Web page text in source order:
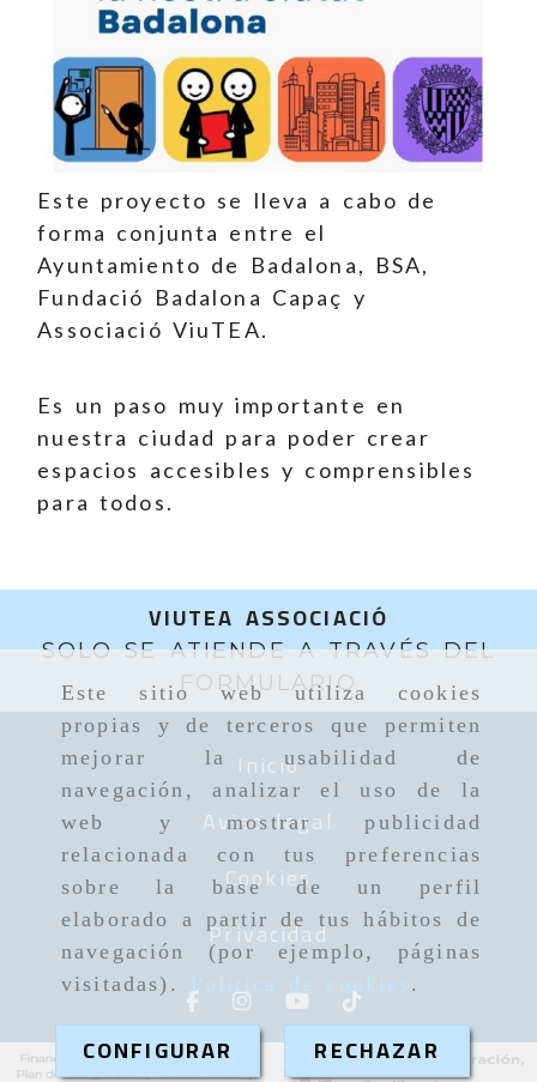
Este sitio web utiliza cookies
propias y de terceros que permiten
mejorar la usabilidad de
navegación, analizar el uso de la
web y mostrar publicidad
relacionada con tus preferencias
sobre la base de un perfil
elaborado a partir de tus hábitos de
navegación (por ejemplo, páginas
visitadas).
Política de cookies .
CONFIGURAR RECHAZAR
Este proyecto se lleva a cabo de
forma conjunta entre el
Ayuntamiento de Badalona, BSA,
Fundació Badalona Capaç y
Associació ViuTEA.
Es un paso muy importante en
nuestra ciudad para poder crear
espacios accesibles y comprensibles
para todos.
VIUTEA ASSOCIACIÓ
SOLO SE ATIENDE A TRAVÉS DEL
FORMULARIO
Inicio
Aviso legal
Cookies
Privacidad